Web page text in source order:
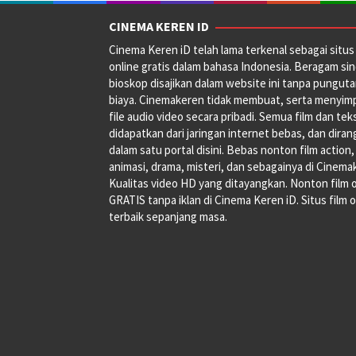
CINEMA KEREN ID
Cinema Keren iD telah lama terkenal sebagai
online gratis dalam bahasa Indonesia. Beragam
bioskop disajikan dalam website ini tanpa
biaya. Cinemakeren tidak membuat, serta
file audio video secara pribadi. Semua film dan
didapatkan dari jaringan internet bebas, dan
dalam satu portal disini. Bebas nonton film action,
animasi, drama, misteri, dan sebagainya di
Kualitas video HD yang ditayangkan. Nonton film
GRATIS tanpa iklan di Cinema Keren iD. Situs film
terbaik sepanjang masa.